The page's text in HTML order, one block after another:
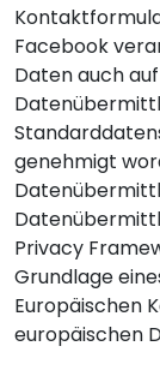
Facebook
Daten auch
genehmigt
Privacy
Grundlage
Europäischen
europäischen